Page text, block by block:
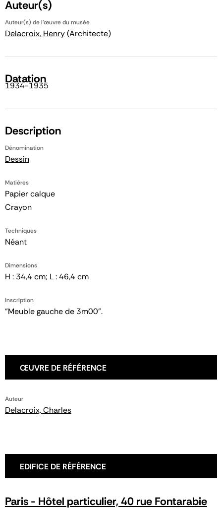
Auteur(s)
Auteur(s) de l'œuvre du musée
Delacroix, Henry(Architecte)
Datation
1934-1935
Description
Dénomination
Dessin
Matières
Papier calque
Crayon
Techniques
Néant
Dimensions
H : 34,4 cm; L : 46,4 cm
Inscription
"Meuble gauche de 3m00".
ŒUVRE DE RÉFÉRENCE
Auteur
Delacroix, Charles
EDIFICE DE RÉFÉRENCE
Paris - Hôtel particulier, 40 rue Fontarabie